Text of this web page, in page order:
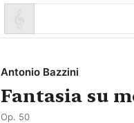
Antonio Bazzini
Fantasia su
Op. 50